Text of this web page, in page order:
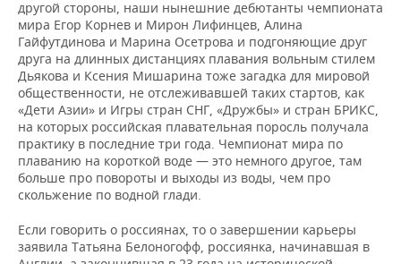
другой стороны, наши нынешние дебютанты чемпионата
мира Егор Корнев и Мирон Лифинцев, Алина
Гайфутдинова и Марина Осетрова и подгоняющие друг
друга на длинных дистанциях плавания вольным стилем
Дьякова и Ксения Мишарина тоже загадка для мировой
общественности, не отслеживавшей таких стартов, как
«Дети Азии» и Игры стран СНГ, «Дружбы» и стран БРИКС,
на которых российская плавательная поросль получала
практику в последние три года. Чемпионат мира по
плаванию на короткой воде — это немного другое, там
больше про повороты и выходы из воды, чем про
скольжение по водной глади.
Если говорить о россиянах, то о завершении карьеры
заявила Татьяна Белоногофф, россиянка, начинавшая в